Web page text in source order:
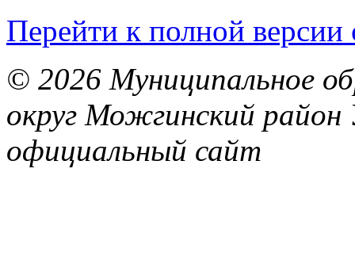
Перейти к полной версии
© 2026 Муниципальное
округ Можгинский район
официальный сайт